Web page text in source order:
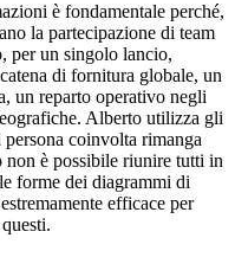
è fondamentale perché,
la partecipazione di team
per un singolo lancio,
di fornitura globale, un
un reparto operativo negli
Alberto utilizza gli
coinvolta rimanga
non è possibile riunire tutti in
forme dei diagrammi di
efficace per